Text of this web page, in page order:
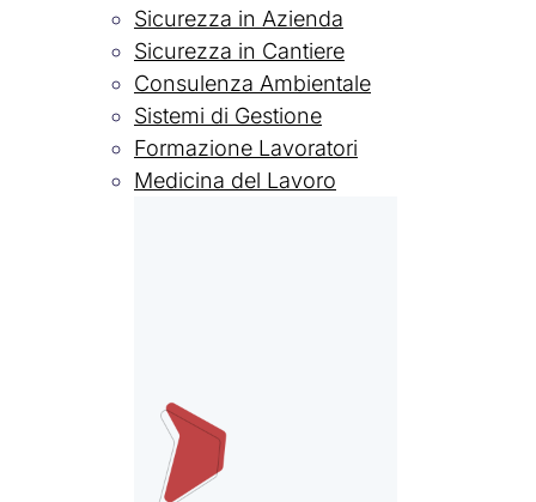
Sicurezza in Azienda
Sicurezza in Cantiere
Consulenza Ambientale
Sistemi di Gestione
Formazione Lavoratori
Medicina del Lavoro